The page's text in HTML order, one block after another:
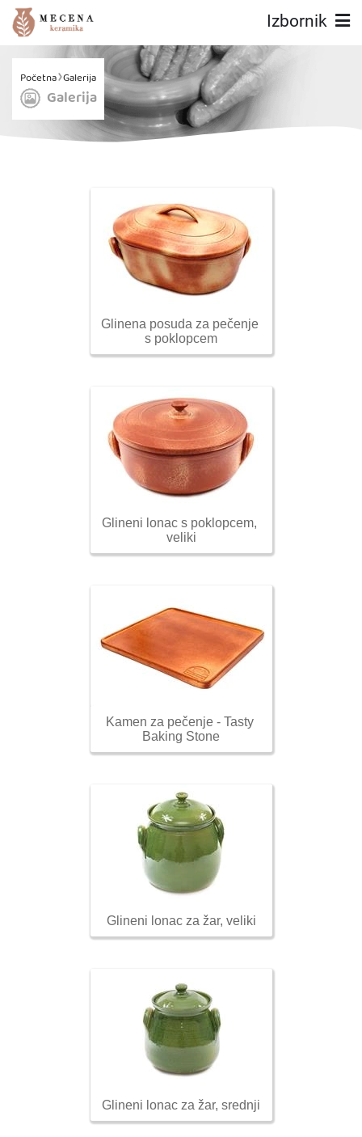
Izbornik
Početna Galerija
Galerija
Glinena posuda za pečenje
s poklopcem
Glineni lonac s poklopcem,
veliki
Kamen za pečenje - Tasty
Baking Stone
Glineni lonac za žar, veliki
Glineni lonac za žar, srednji